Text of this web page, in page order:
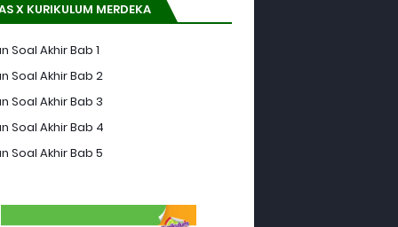
X KURIKULUM MERDEKA
Soal Akhir Bab 1
Soal Akhir Bab 2
Soal Akhir Bab 3
Soal Akhir Bab 4
Soal Akhir Bab 5